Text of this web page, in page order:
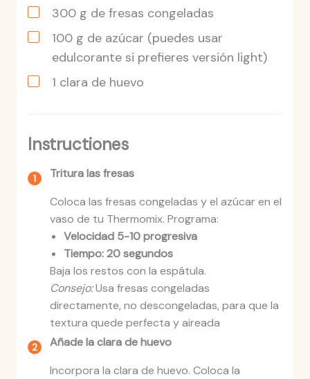
300 g de fresas congeladas
100 g de azúcar (puedes usar
edulcorante si prefieres versión light)
1 clara de huevo
Instructiones
Tritura las fresas
Coloca las fresas congeladas y el azúcar en el
vaso de tu Thermomix. Programa:
Velocidad 5-10 progresiva
Tiempo: 20 segundos
Baja los restos con la espátula.
Consejo:Usa fresas congeladas
directamente, no descongeladas, para que la
textura quede perfecta y aireada
Añade la clara de huevo
Incorpora la clara de huevo. Coloca la